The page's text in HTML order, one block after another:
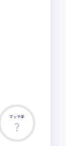
マッチ率